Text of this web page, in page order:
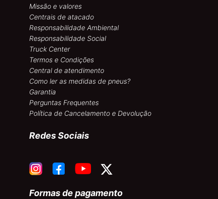
Missão e valores
Centrais de atacado
Responsabilidade Ambiental
Responsabilidade Social
Truck Center
Termos e Condições
Central de atendimento
Como ler as medidas de pneus?
Garantia
Perguntas Frequentes
Política de Cancelamento e Devolução
Redes Sociais
Formas de pagamento